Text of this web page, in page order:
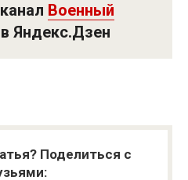
Военный
в Яндекс.Дзен
Поделиться с